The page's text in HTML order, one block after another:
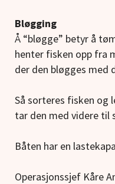
Bløgging
Å “bløgge” betyr å
henter fisken opp fra
der den bløgges med
Så sorteres fisken og
tar den med videre til
Båten har en
Operasjonssjef Kåre